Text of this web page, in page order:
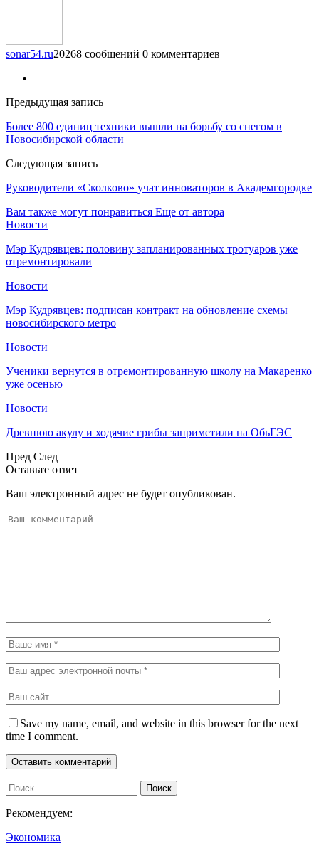
sonar54.ru20268 сообщений 0 комментариев
Предыдущая запись
Более 800 единиц техники вышли на борьбу со снегом в
Новосибирской области
Следующая запись
Руководители «Сколково» учат инноваторов в Академгородке
Вам также могут понравиться Еще от автора
Новости
Мэр Кудрявцев: половину запланированных тротуаров уже
отремонтировали
Новости
Мэр Кудрявцев: подписан контракт на обновление схемы
новосибирского метро
Новости
Ученики вернутся в отремонтированную школу на Макаренко
уже осенью
Новости
Древнюю акулу и ходячие грибы заприметили на ОбьГЭС
Пред След
Оставьте ответ
Ваш электронный адрес не будет опубликован.
Save my name, email, and website in this browser for the next
time I comment.
Рекомендуем:
Экономика